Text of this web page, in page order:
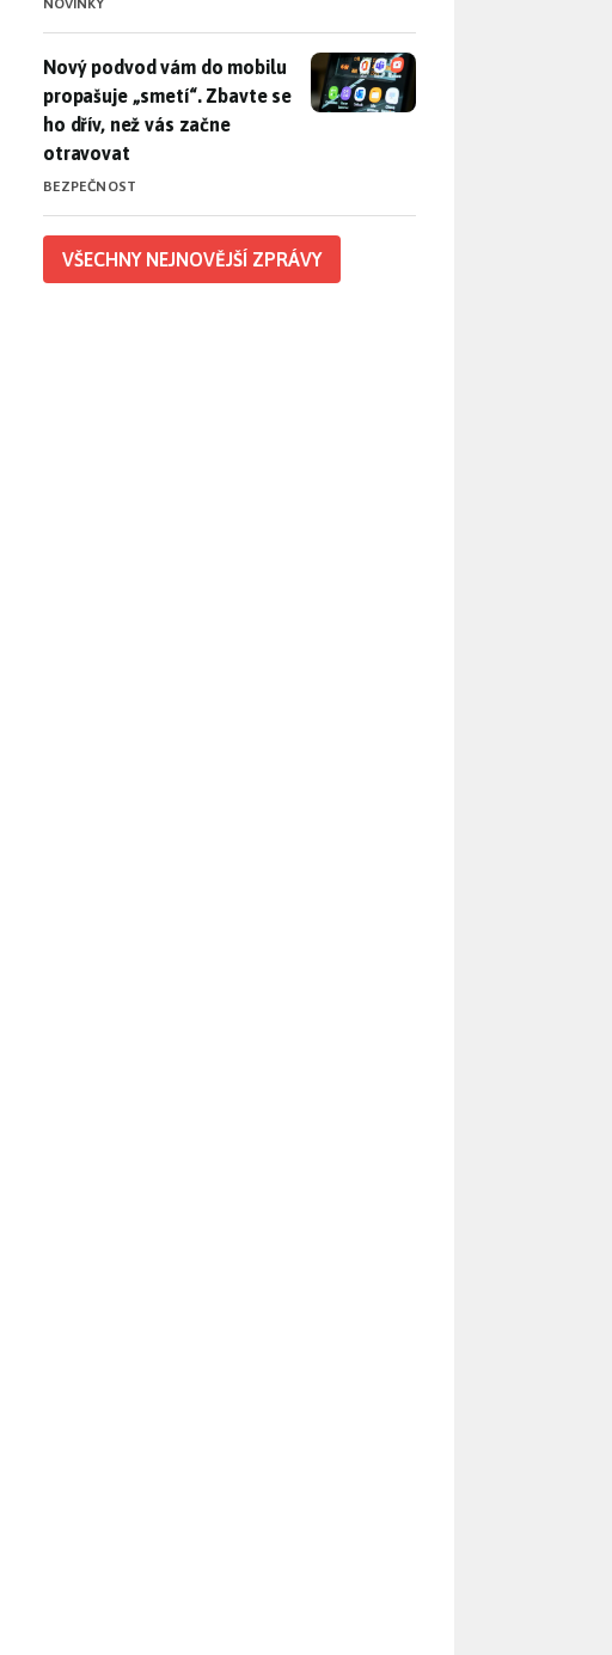
Nový podvod vám do mobilu propašuje „smetí“. Zbavte se ho dřív,
Nový podvod vám do mobilu
propašuje „smetí“. Zbavte se
ho dřív, než vás začne
otravovat
BEZPEČNOST
VŠECHNY NEJNOVĚJŠÍ ZPRÁVY